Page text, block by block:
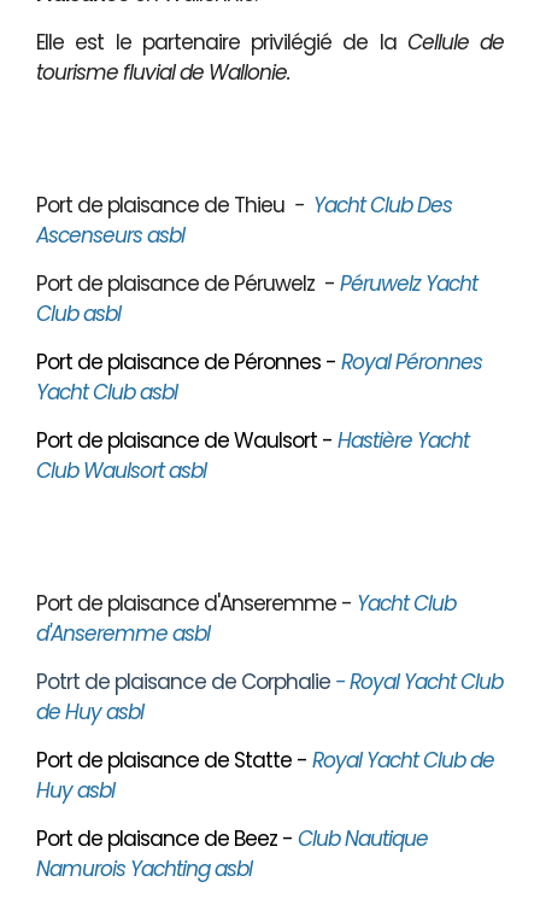
Elle est le partenaire privilégié de la Cellule de
tourisme fluvial de Wallonie.
Port de plaisance de Thieu - Yacht Club Des
Ascenseurs asbl
Port de plaisance de Péruwelz - Péruwelz Yacht
Club asbl
Port de plaisance de Péronnes - Royal Péronnes
Yacht Club asbl
Port de plaisance de Waulsort - Hastière Yacht
Club Waulsort asbl
Port de plaisance d'Anseremme - Yacht Club
d'Anseremme asbl
Potrt de plaisance de Corphalie - Royal Yacht Club
de Huy asbl
Port de plaisance de Statte - Royal Yacht Club de
Huy asbl
Port de plaisance de Beez - Club Nautique
Namurois Yachting asbl